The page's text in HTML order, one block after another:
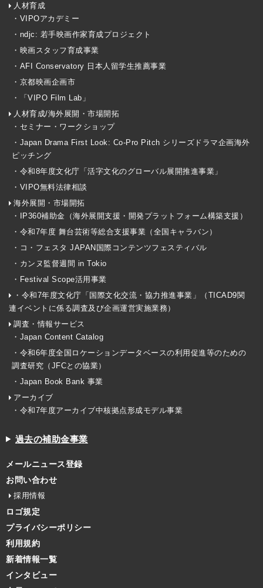
人材育成
・VIPOアカデミー
・ndjc: 若手映画作家育成プロジェクト
・映画スタッフ育成事業
・AFI Conservatory 日本人留学生推薦事業
・京都映画企画市
・「VIPO Film Lab」
人材育成/海外展開・市場開拓
・セミナー・ワークショップ
・Japan Drama First Look: Co-Pro Pitch シリーズドラマ企画海外
ピッチング
・令和8年度文化庁「活字文化のグローバル展開推進事業」
・VIPO無料法律相談
海外展開・市場開拓
・IP360補助金（海外展開支援・開発プラットフォーム構築支援）
・令和7年度 舞台芸術等総合支援事業（全国キャラバン）
・コ・フェスタ JAPAN国際コンテンツフェスティバル
・カンヌ監督週間 in Tokio
・Festival Scope活用事業
・令和7年度文化庁「国際文化交流・協力推進事業」（TICAD9関
連イベントに係る調査及び企画運営実施業務）
調査・情報サービス
・Japan Content Catalog
・令和6年度全国ロケーションデータベースの利用促進等のための
調査研究（JFCとの協業）
・Japan Book Bank 事業
アーカイブ
・令和7年度アーカイブ中核拠点形成モデル事業
過去の補助金事業
メールニュース登録
お問い合わせ
採用情報
ロゴ規定
プライバシーポリシー
利用規約
新着情報一覧
インタビュー